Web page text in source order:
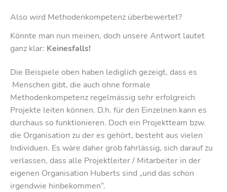
Also wird Methodenkompetenz überbewertet?
Könnte man nun meinen, doch unsere Antwort lautet
ganz klar: Keinesfalls!
Die Beispiele oben haben lediglich gezeigt, dass es
Menschen gibt, die auch ohne formale
Methodenkompetenz regelmässig sehr erfolgreich
Projekte leiten können. D.h. für den Einzelnen kann es
durchaus so funktionieren. Doch ein Projektteam bzw.
die Organisation zu der es gehört, besteht aus vielen
Individuen. Es wäre daher grob fahrlässig, sich darauf zu
verlassen, dass alle Projektleiter / Mitarbeiter in der
eigenen Organisation Huberts sind „und das schon
irgendwie hinbekommen“.